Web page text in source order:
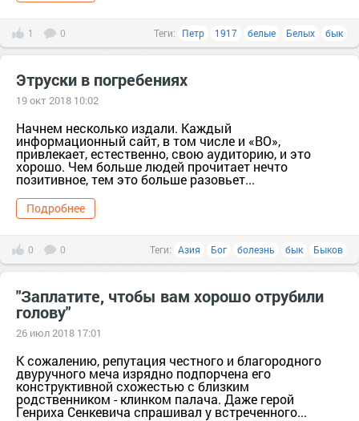
1 0 Теги: Петр 1917 белые Белых бык
Этруски в погребениях
19 окт 2018 10:02
Начнем несколько издали. Каждый
информационный сайт, в том числе и «ВО»,
привлекает, естественно, свою аудиторию, и это
хорошо. Чем больше людей прочитает нечто
позитивное, тем это больше разовьет...
Подробнее
0 0 Теги: Азия Бог болезнь бык Быков
"Заплатите, чтобы вам хорошо отрубили
голову"
26 июл 2018 17:01
К сожалению, репутация честного и благородного
двуручного меча изрядно подпорчена его
конструктивной схожестью с близким
родственником - клинком палача. Даже герой
Генриха Сенкевича спрашивал у встреченного...